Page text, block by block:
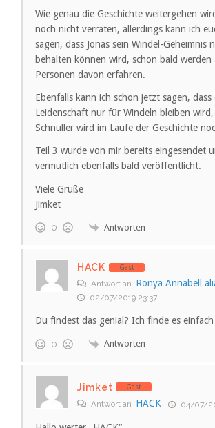
Wie genau die Geschichte weitergehen
noch nicht verraten, allerdings kann ich
sagen, dass Jonas sein Windel-Geheimnis
behalten können wird, schon bald werden
Personen davon erfahren.
Ebenfalls kann ich schon jetzt sagen,
Leidenschaft nur für Windeln bleiben wird,
Schnuller wird im Laufe der Geschichte
Teil 3 wurde von mir bereits eingesendet
vermutlich ebenfalls bald veröffentlicht.
Viele Grüße
Jimket
0 Antworten
HACK Gast
Antwort an Ronya Annabell
02/07/2019 23:37
Du findest das genial? Ich finde es
0 Antworten
Jimket Gast
Antwort an HACK 04/07/